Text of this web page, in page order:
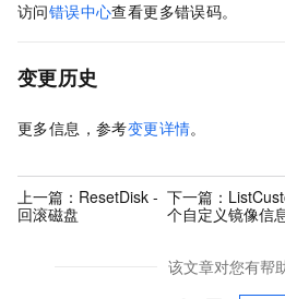
访问错误中心查看更多错误码。
变更历史
更多信息，参考变更详情。
上一篇： ResetDisk -
回滚磁盘
下一篇：
个自定义镜像信
该文章对您有帮